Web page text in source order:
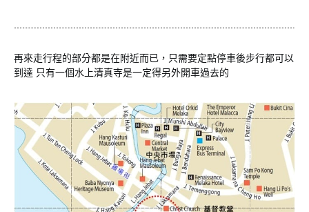
再來走行程的部分都是在附近而已，只需要定點停車後步行都可以
到達 只有一個水上清真寺是一定得另外開車過去的